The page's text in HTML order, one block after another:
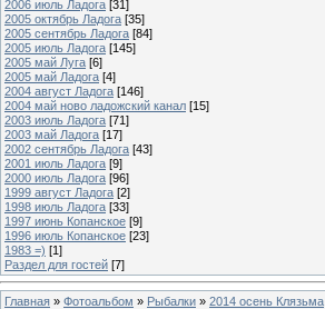
2006 июль Ладога [31]
2005 октябрь Ладога [35]
2005 сентябрь Ладога [84]
2005 июль Ладога [145]
2005 май Луга [6]
2005 май Ладога [4]
2004 август Ладога [146]
2004 май ново ладожский канал [15]
2003 июль Ладога [71]
2003 май Ладога [17]
2002 сентябрь Ладога [43]
2001 июль Ладога [9]
2000 июль Ладога [96]
1999 август Ладога [2]
1998 июль Ладога [33]
1997 июнь Копанское [9]
1996 июль Копанское [23]
1983 =) [1]
Раздел для гостей [7]
Главная » Фотоальбом » Рыбалки » 2014 осень Клязьма